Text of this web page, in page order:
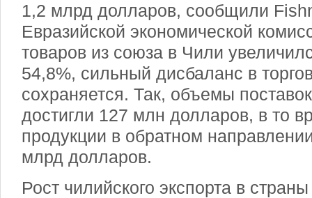
1,2 млрд долларов, сообщили
Евразийской экономической
товаров из союза в Чили
54,8%, сильный дисбаланс в
сохраняется. Так, объемы
достигли 127 млн долларов, в то
продукции в обратном
млрд долларов.
Рост чилийского экспорта в